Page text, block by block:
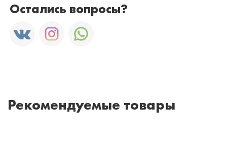
Остались вопросы?
Рекомендуемые товары